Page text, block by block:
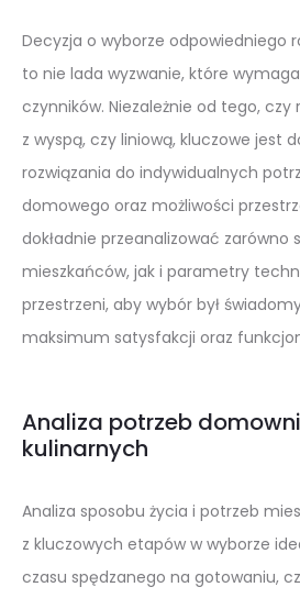
Decyzja o wyborze odpowiedniego
to nie lada wyzwanie, które
czynników. Niezależnie od tego, czy
z wyspą, czy liniową, kluczowe jest
rozwiązania do indywidualnych
domowego oraz możliwości
dokładnie przeanalizować zarówno
mieszkańców, jak i parametry
przestrzeni, aby wybór był
maksimum satysfakcji oraz
Analiza potrzeb
kulinarnych
Analiza sposobu życia i potrzeb
z kluczowych etapów w wyborze
czasu spędzanego na gotowaniu,